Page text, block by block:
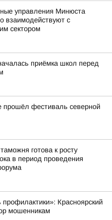
управления Минюста
взаимодействуют с
сектором
приёмка школ перед
прошёл фестиваль северной
готова к росту
в период проведения
Красноярский
мошенникам